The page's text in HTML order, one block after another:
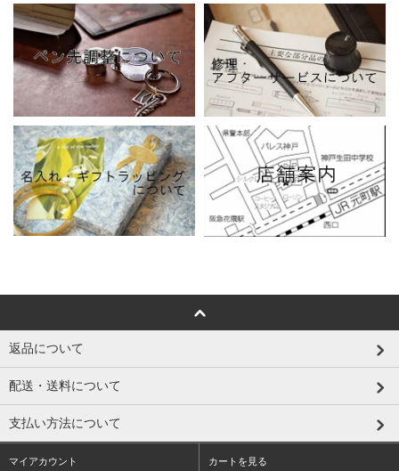
返品について
配送・送料について
支払い方法について
マイアカウント カートを見る